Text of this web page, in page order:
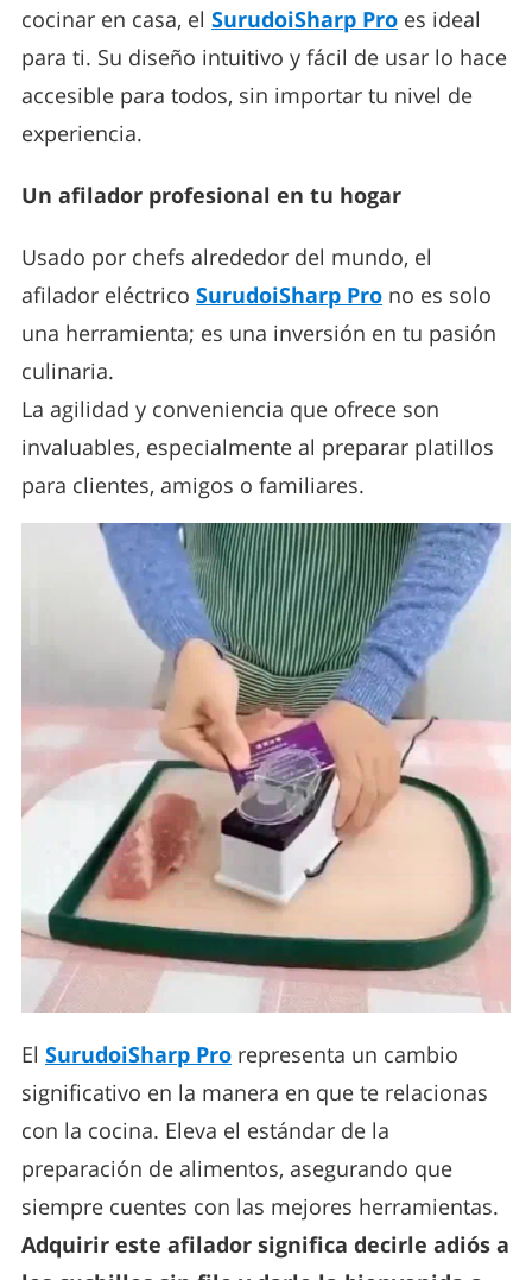
cocinar en casa, el SurudoiSharp Pro es ideal
para ti. Su diseño intuitivo y fácil de usar lo hace
accesible para todos, sin importar tu nivel de
experiencia.
Un afilador profesional en tu hogar
Usado por chefs alrededor del mundo, el
afilador eléctrico SurudoiSharp Pro no es solo
una herramienta; es una inversión en tu pasión
culinaria.
La agilidad y conveniencia que ofrece son
invaluables, especialmente al preparar platillos
para clientes, amigos o familiares.
El SurudoiSharp Pro representa un cambio
significativo en la manera en que te relacionas
con la cocina. Eleva el estándar de la
preparación de alimentos, asegurando que
siempre cuentes con las mejores herramientas.
Adquirir este afilador significa decirle adiós a